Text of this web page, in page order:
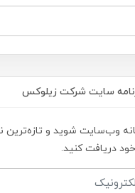
سایت شرکت زیلوکس
وب‌سایت شوید و تازه‌ترین
دریافت کنید.